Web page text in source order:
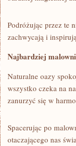
Podróżując przez te
zachwycają​ i
Najbardziej
Naturalne oazy
wszystko czeka na
zanurzyć się w
Spacerując po
otaczającego ‌nas